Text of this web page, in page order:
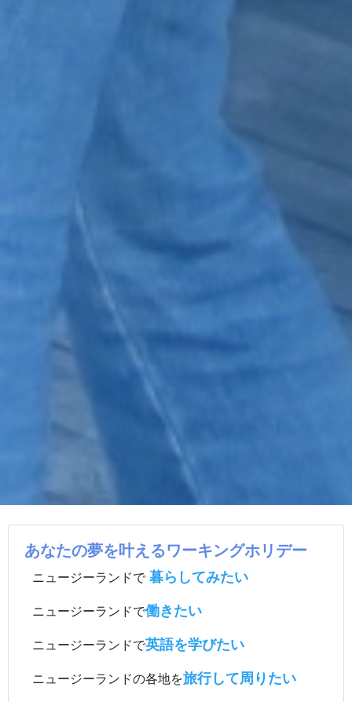
あなたの夢を叶えるワーキングホリデー
ニュージーランドで 暮らしてみたい
ニュージーランドで働きたい
ニュージーランドで英語を学びたい
ニュージーランドの各地を旅行して周りたい